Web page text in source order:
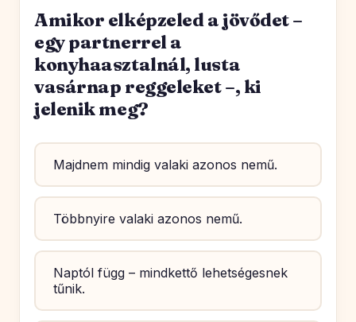
Amikor elképzeled a jövődet –
egy partnerrel a
konyhaasztalnál, lusta
vasárnap reggeleket –, ki
jelenik meg?
Majdnem mindig valaki azonos nemű.
Többnyire valaki azonos nemű.
Naptól függ – mindkettő lehetségesnek
tűnik.